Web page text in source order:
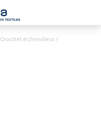
Crochet échenilleur